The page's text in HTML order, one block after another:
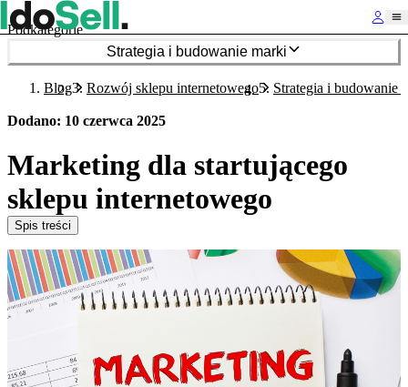
Podkategorie
Strategia i budowanie marki
Blog Rozwój sklepu internetowego Strategia i budowanie
Dodano: 10 czerwca 2025
Marketing dla startującego
sklepu internetowego
Spis treści